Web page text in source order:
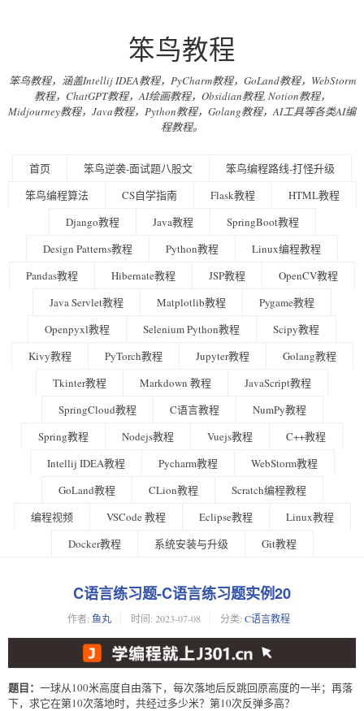
笨鸟教程
笨鸟教程，涵盖Intellij IDEA教程，PyCharm教程，GoLand教程，WebStorm
教程，ChatGPT教程，AI绘画教程，Obsidian教程, Notion教程，
Midjourney教程，Java教程，Python教程，Golang教程，AI工具等各类AI编
程教程。
首页 笨鸟逆袭-面试题八股文
笨鸟编程路线-打怪升级
笨鸟编程算法
CS自学指南 Flask教程
HTML教程
Django教程
Java教程
SpringBoot教程
Design Patterns教程
Python教程
Linux编程教程
Pandas教程
Hibernate教程 JSP教程
OpenCV教程
Java Servlet教程
Matplotlib教程
Pygame教程
Openpyxl教程
Selenium Python教程
Scipy教程
Kivy教程
PyTorch教程 Jupyter教程
Golang教程
Tkinter教程
Markdown 教程
JavaScript教程
SpringCloud教程
C语言教程
NumPy教程
Spring教程
Nodejs教程 Vuejs教程
C++教程
Intellij IDEA教程
Pycharm教程
WebStorm教程
GoLand教程
CLion教程
Scratch编程教程
编程视频
VSCode 教程 Eclipse教程
Linux教程
Docker教程
系统安装与升级 Git教程
C语言练习题-C语言练习题实例20
作者: 鱼丸 时间: 2023-07-08 分类: C语言教程
题目： 一球从100米高度自由落下，每次落地后反跳回原高度的一半；再落
下，求它在第10次落地时，共经过多少米？第10次反弹多高？